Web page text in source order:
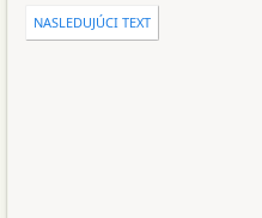
NASLEDUJÚCI TEXT